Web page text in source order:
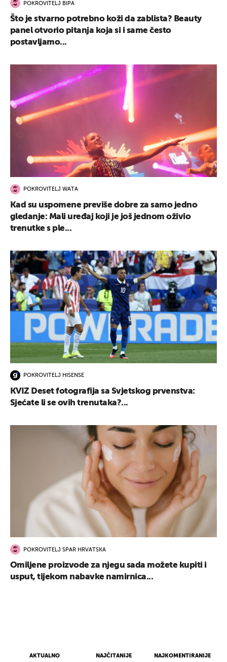
AKTUALNO NAJČITANIJE NAJKOMENTIRANIJE
POKROVITELJ BIPA
Što je stvarno potrebno koži da zablista? Beauty
panel otvorio pitanja koja si i same često
postavljamo...
POKROVITELJ WATA
Kad su uspomene previše dobre za samo jedno
gledanje: Mali uređaj koji je još jednom oživio
trenutke s ple...
POKROVITELJ HISENSE
KVIZ Deset fotografija sa Svjetskog prvenstva:
Sjećate li se ovih trenutaka?...
POKROVITELJ SPAR HRVATSKA
Omiljene proizvode za njegu sada možete kupiti i
usput, tijekom nabavke namirnica...